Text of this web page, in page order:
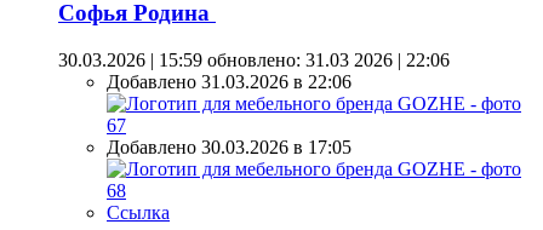
Софья Родина
30.03.2026 | 15:59 обновлено: 31.03 2026 | 22:06
Добавлено 31.03.2026 в 22:06
Добавлено 30.03.2026 в 17:05
Ссылка